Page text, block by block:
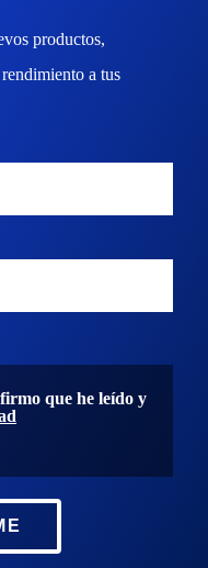
productos,
a tus
que he leído y